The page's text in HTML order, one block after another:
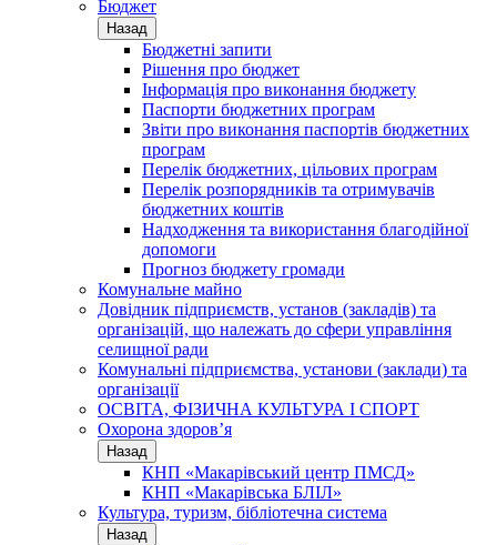
Бюджет
Назад
Бюджетні запити
Рішення про бюджет
Інформація про виконання бюджету
Паспорти бюджетних програм
Звіти про виконання паспортів бюджетних
програм
Перелік бюджетних, цільових програм
Перелік розпорядників та отримувачів
бюджетних коштів
Надходження та використання благодійної
допомоги
Прогноз бюджету громади
Комунальне майно
Довідник підприємств, установ (закладів) та
організацій, що належать до сфери управління
селищної ради
Комунальні підприємства, установи (заклади) та
організації
ОСВІТА, ФІЗИЧНА КУЛЬТУРА І СПОРТ
Охорона здоров’я
Назад
КНП «Макарівський центр ПМСД»
КНП «Макарівська БЛІЛ»
Культура, туризм, бібліотечна система
Назад